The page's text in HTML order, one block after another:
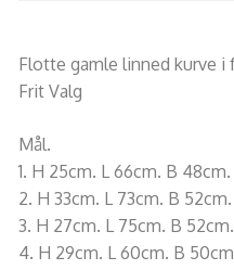
Flotte gamle linned kurve
Frit Valg
Mål.
1. H 25cm. L 66cm. B 48cm.
2. H 33cm. L 73cm. B
3. H 27cm. L 75cm. B
4. H 29cm. L 60cm. B